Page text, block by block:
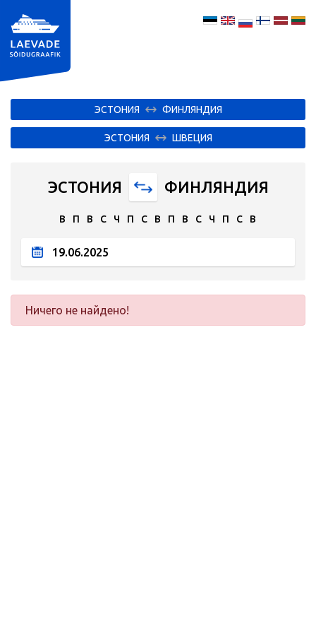
ЭСТОНИЯ ФИНЛЯНДИЯ
ЭСТОНИЯ ШВЕЦИЯ
ЭСТОНИЯ ФИНЛЯНДИЯ
В П В С Ч П С В П В С Ч П С В
Ничего не найдено!